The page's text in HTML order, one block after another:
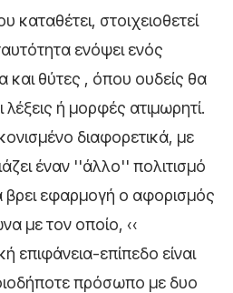
καταθέτει, στοιχειοθετεί
ενόψει ενός
θύτες , όπου ουδείς θα
ή μορφές ατιμωρητί.
διαφορετικά, με
έναν ''άλλο'' πολιτισμό
βρει εφαρμογή ο αφορισμός
με τον οποίο, ‹‹
επιφάνεια-επίπεδο είναι
πρόσωπο με δυο